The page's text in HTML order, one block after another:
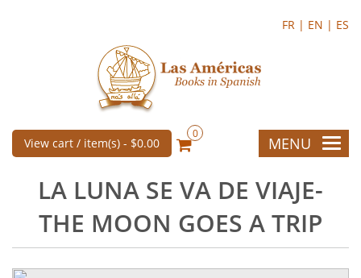
FR | EN | ES
View cart / item(s) - $0.00
0
MENU
LA LUNA SE VA DE VIAJE-
THE MOON GOES A TRIP